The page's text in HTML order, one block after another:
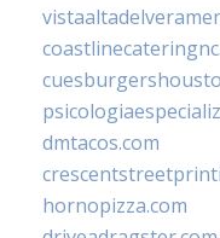
dmtacos.com
hornopizza.com